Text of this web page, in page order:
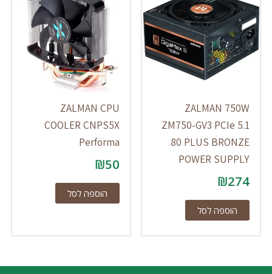
ZALMAN 750W
ZM750-GV3 PCIe 5.1
80 PLUS BRONZE
POWER SUPPLY
₪274
הוספה לסל
ZALMAN CPU
COOLER CNPS5X
Performa
₪50
הוספה לסל